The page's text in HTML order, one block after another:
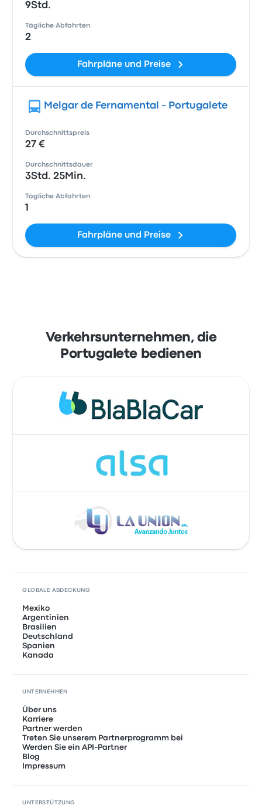
9Std.
Tägliche Abfahrten
2
Fahrpläne und Preise
Melgar de Fernamental - Portugalete
Durchschnittspreis
27 €
Durchschnittsdauer
3Std. 25Min.
Tägliche Abfahrten
1
Fahrpläne und Preise
Verkehrsunternehmen, die
Portugalete bedienen
GLOBALE ABDECKUNG
Mexiko
Argentinien
Brasilien
Deutschland
Spanien
Kanada
UNTERNEHMEN
Über uns
Karriere
Partner werden
Treten Sie unserem Partnerprogramm bei
Werden Sie ein API-Partner
Blog
Impressum
UNTERSTÜTZUNG